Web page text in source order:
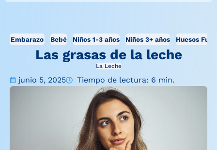
Embarazo Bebé Niños 1-3 años Niños 3+ años Huesos
Las grasas de la leche
La Leche
junio 5, 2025 Tiempo de lectura: 6 min.